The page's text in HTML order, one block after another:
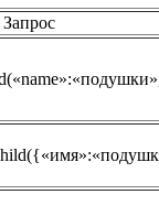
Запрос